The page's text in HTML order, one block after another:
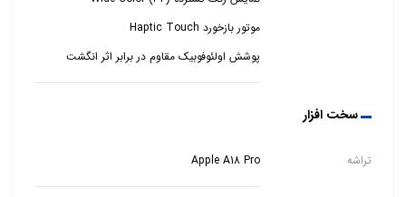
موتور بازخورد Haptic Touch
پوشش اولئوفوبیک مقاوم در برابر اثر انگشت
سخت افزار
تراشه Apple A18 Pro